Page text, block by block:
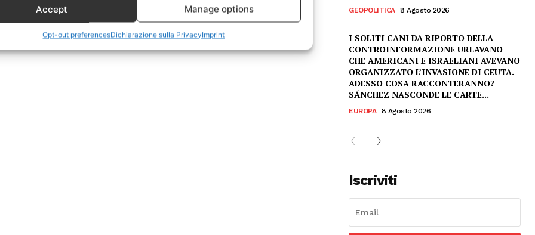
Accept Manage options
Opt-out preferencesDichiarazione sulla PrivacyImprint
GEOPOLITICA 8 Agosto 2026
I SOLITI CANI DA RIPORTO DELLA
CONTROINFORMAZIONE URLAVANO
CHE AMERICANI E ISRAELIANI AVEVANO
ORGANIZZATO L’INVASIONE DI CEUTA.
ADESSO COSA RACCONTERANNO?
SÁNCHEZ NASCONDE LE CARTE...
EUROPA 8 Agosto 2026
Iscriviti